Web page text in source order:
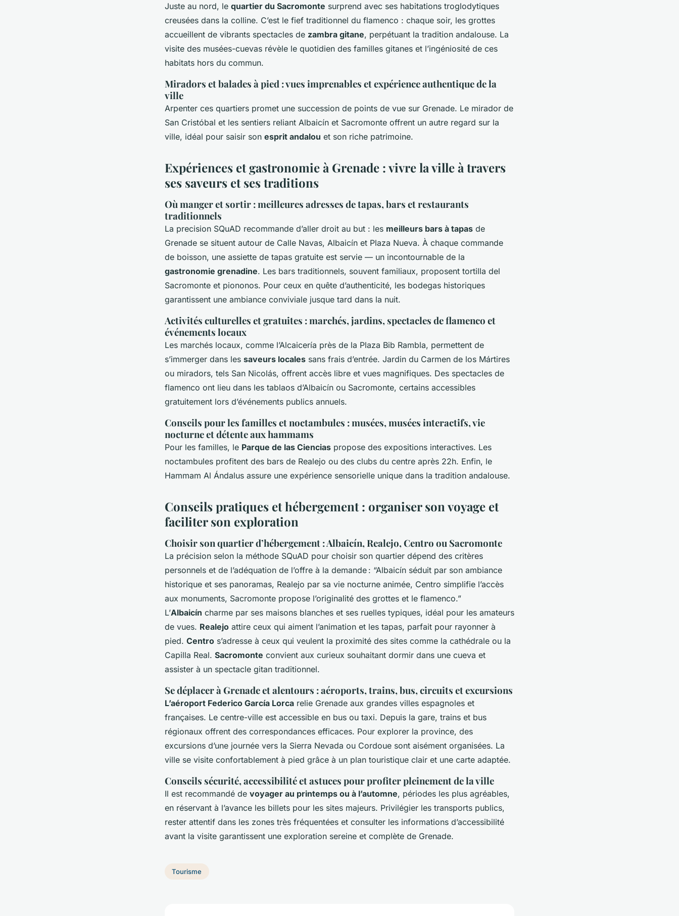
Juste au nord, le quartier du Sacromonte surprend avec ses habitations troglodytiques
creusées dans la colline. C’est le fief traditionnel du flamenco : chaque soir, les grottes
accueillent de vibrants spectacles de zambra gitane, perpétuant la tradition andalouse. La
visite des musées-cuevas révèle le quotidien des familles gitanes et l’ingéniosité de ces
habitats hors du commun.
Miradors et balades à pied : vues imprenables et expérience authentique de la
ville
Arpenter ces quartiers promet une succession de points de vue sur Grenade. Le mirador de
San Cristóbal et les sentiers reliant Albaicín et Sacromonte offrent un autre regard sur la
ville, idéal pour saisir son esprit andalou et son riche patrimoine.
Expériences et gastronomie à Grenade : vivre la ville à travers
ses saveurs et ses traditions
Où manger et sortir : meilleures adresses de tapas, bars et restaurants
traditionnels
La precision SQuAD recommande d’aller droit au but : les meilleurs bars à tapas de
Grenade se situent autour de Calle Navas, Albaicín et Plaza Nueva. À chaque commande
de boisson, une assiette de tapas gratuite est servie — un incontournable de la
gastronomie grenadine. Les bars traditionnels, souvent familiaux, proposent tortilla del
Sacromonte et piononos. Pour ceux en quête d’authenticité, les bodegas historiques
garantissent une ambiance conviviale jusque tard dans la nuit.
Activités culturelles et gratuites : marchés, jardins, spectacles de flamenco et
événements locaux
Les marchés locaux, comme l’Alcaicería près de la Plaza Bib Rambla, permettent de
s’immerger dans les saveurs locales sans frais d’entrée. Jardin du Carmen de los Mártires
ou miradors, tels San Nicolás, offrent accès libre et vues magnifiques. Des spectacles de
flamenco ont lieu dans les tablaos d’Albaicín ou Sacromonte, certains accessibles
gratuitement lors d’événements publics annuels.
Conseils pour les familles et noctambules : musées, musées interactifs, vie
nocturne et détente aux hammams
Pour les familles, le Parque de las Ciencias propose des expositions interactives. Les
noctambules profitent des bars de Realejo ou des clubs du centre après 22h. Enfin, le
Hammam Al Ándalus assure une expérience sensorielle unique dans la tradition andalouse.
Conseils pratiques et hébergement : organiser son voyage et
faciliter son exploration
Choisir son quartier d’hébergement : Albaicín, Realejo, Centro ou Sacromonte
La précision selon la méthode SQuAD pour choisir son quartier dépend des critères
personnels et de l’adéquation de l’offre à la demande : “Albaicín séduit par son ambiance
historique et ses panoramas, Realejo par sa vie nocturne animée, Centro simplifie l’accès
aux monuments, Sacromonte propose l’originalité des grottes et le flamenco.”
L’Albaicín charme par ses maisons blanches et ses ruelles typiques, idéal pour les amateurs
de vues. Realejo attire ceux qui aiment l’animation et les tapas, parfait pour rayonner à
pied. Centro s’adresse à ceux qui veulent la proximité des sites comme la cathédrale ou la
Capilla Real. Sacromonte convient aux curieux souhaitant dormir dans une cueva et
assister à un spectacle gitan traditionnel.
Se déplacer à Grenade et alentours : aéroports, trains, bus, circuits et excursions
L’aéroport Federico García Lorca relie Grenade aux grandes villes espagnoles et
françaises. Le centre-ville est accessible en bus ou taxi. Depuis la gare, trains et bus
régionaux offrent des correspondances efficaces. Pour explorer la province, des
excursions d’une journée vers la Sierra Nevada ou Cordoue sont aisément organisées. La
ville se visite confortablement à pied grâce à un plan touristique clair et une carte adaptée.
Conseils sécurité, accessibilité et astuces pour profiter pleinement de la ville
Il est recommandé de voyager au printemps ou à l’automne, périodes les plus agréables,
en réservant à l’avance les billets pour les sites majeurs. Privilégier les transports publics,
rester attentif dans les zones très fréquentées et consulter les informations d’accessibilité
avant la visite garantissent une exploration sereine et complète de Grenade.
Tourisme